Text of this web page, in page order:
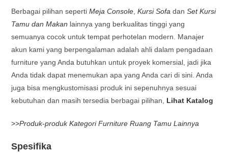
Berbagai pilihan sepertiMeja Console ,Kursi Sofa danSet Kursi
Tamu dan Makan lainnya yang berkualitas tinggi yang
semuanya cocok untuk tempat perhotelan modern. Manajer
akun kami yang berpengalaman adalah ahli dalam pengadaan
furniture yang Anda butuhkan untuk proyek komersial, jadi jika
Anda tidak dapat menemukan apa yang Anda cari di sini. Anda
juga bisa mengkustomisasi produk ini sepenuhnya sesuai
kebutuhan dan masih tersedia berbagai pilihan, Lihat Katalog
>>Produk-produk Kategori Furniture Ruang Tamu Lainnya
Spesifika